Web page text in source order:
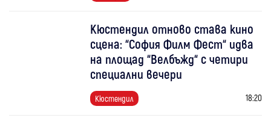
Кюстендил отново става кино
сцена: “София Филм Фест“ идва
на площад “Велбъжд“ с четири
специални вечери
Кюстендил 18:20